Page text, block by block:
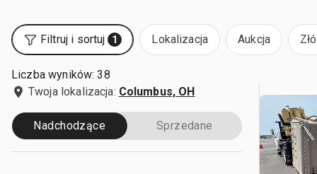
Filtruj i sortuj 1 Lokalizacja Aukcja
Liczba wyników: 38
Twoja lokalizacja: Columbus, OH
Nadchodzące Sprzedane